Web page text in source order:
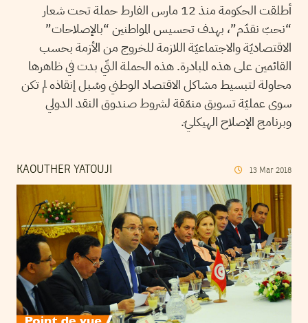
أطلقت الحكومة منذ 12 مارس الفارط حملة تحت شعار
“نحبّ نقدّم”، بهدف تحسيس المواطنين “بالإصلاحات”
الاقتصاديّة والاجتماعيّة اللازمة للخروج من الأزمة بحسب
القائمين على هذه المبادرة. هذه الحملة التّي بدت في ظاهرها
محاولة لتبسيط مشاكل الاقتصاد الوطني وسُبل إنقاذه لم تكن
سوى عمليّة تسويق منمّقة لشروط صندوق النقد الدولي
وبرنامج الإصلاح الهيكليّ.
KAOUTHER YATOUJI 13 Mar 2018